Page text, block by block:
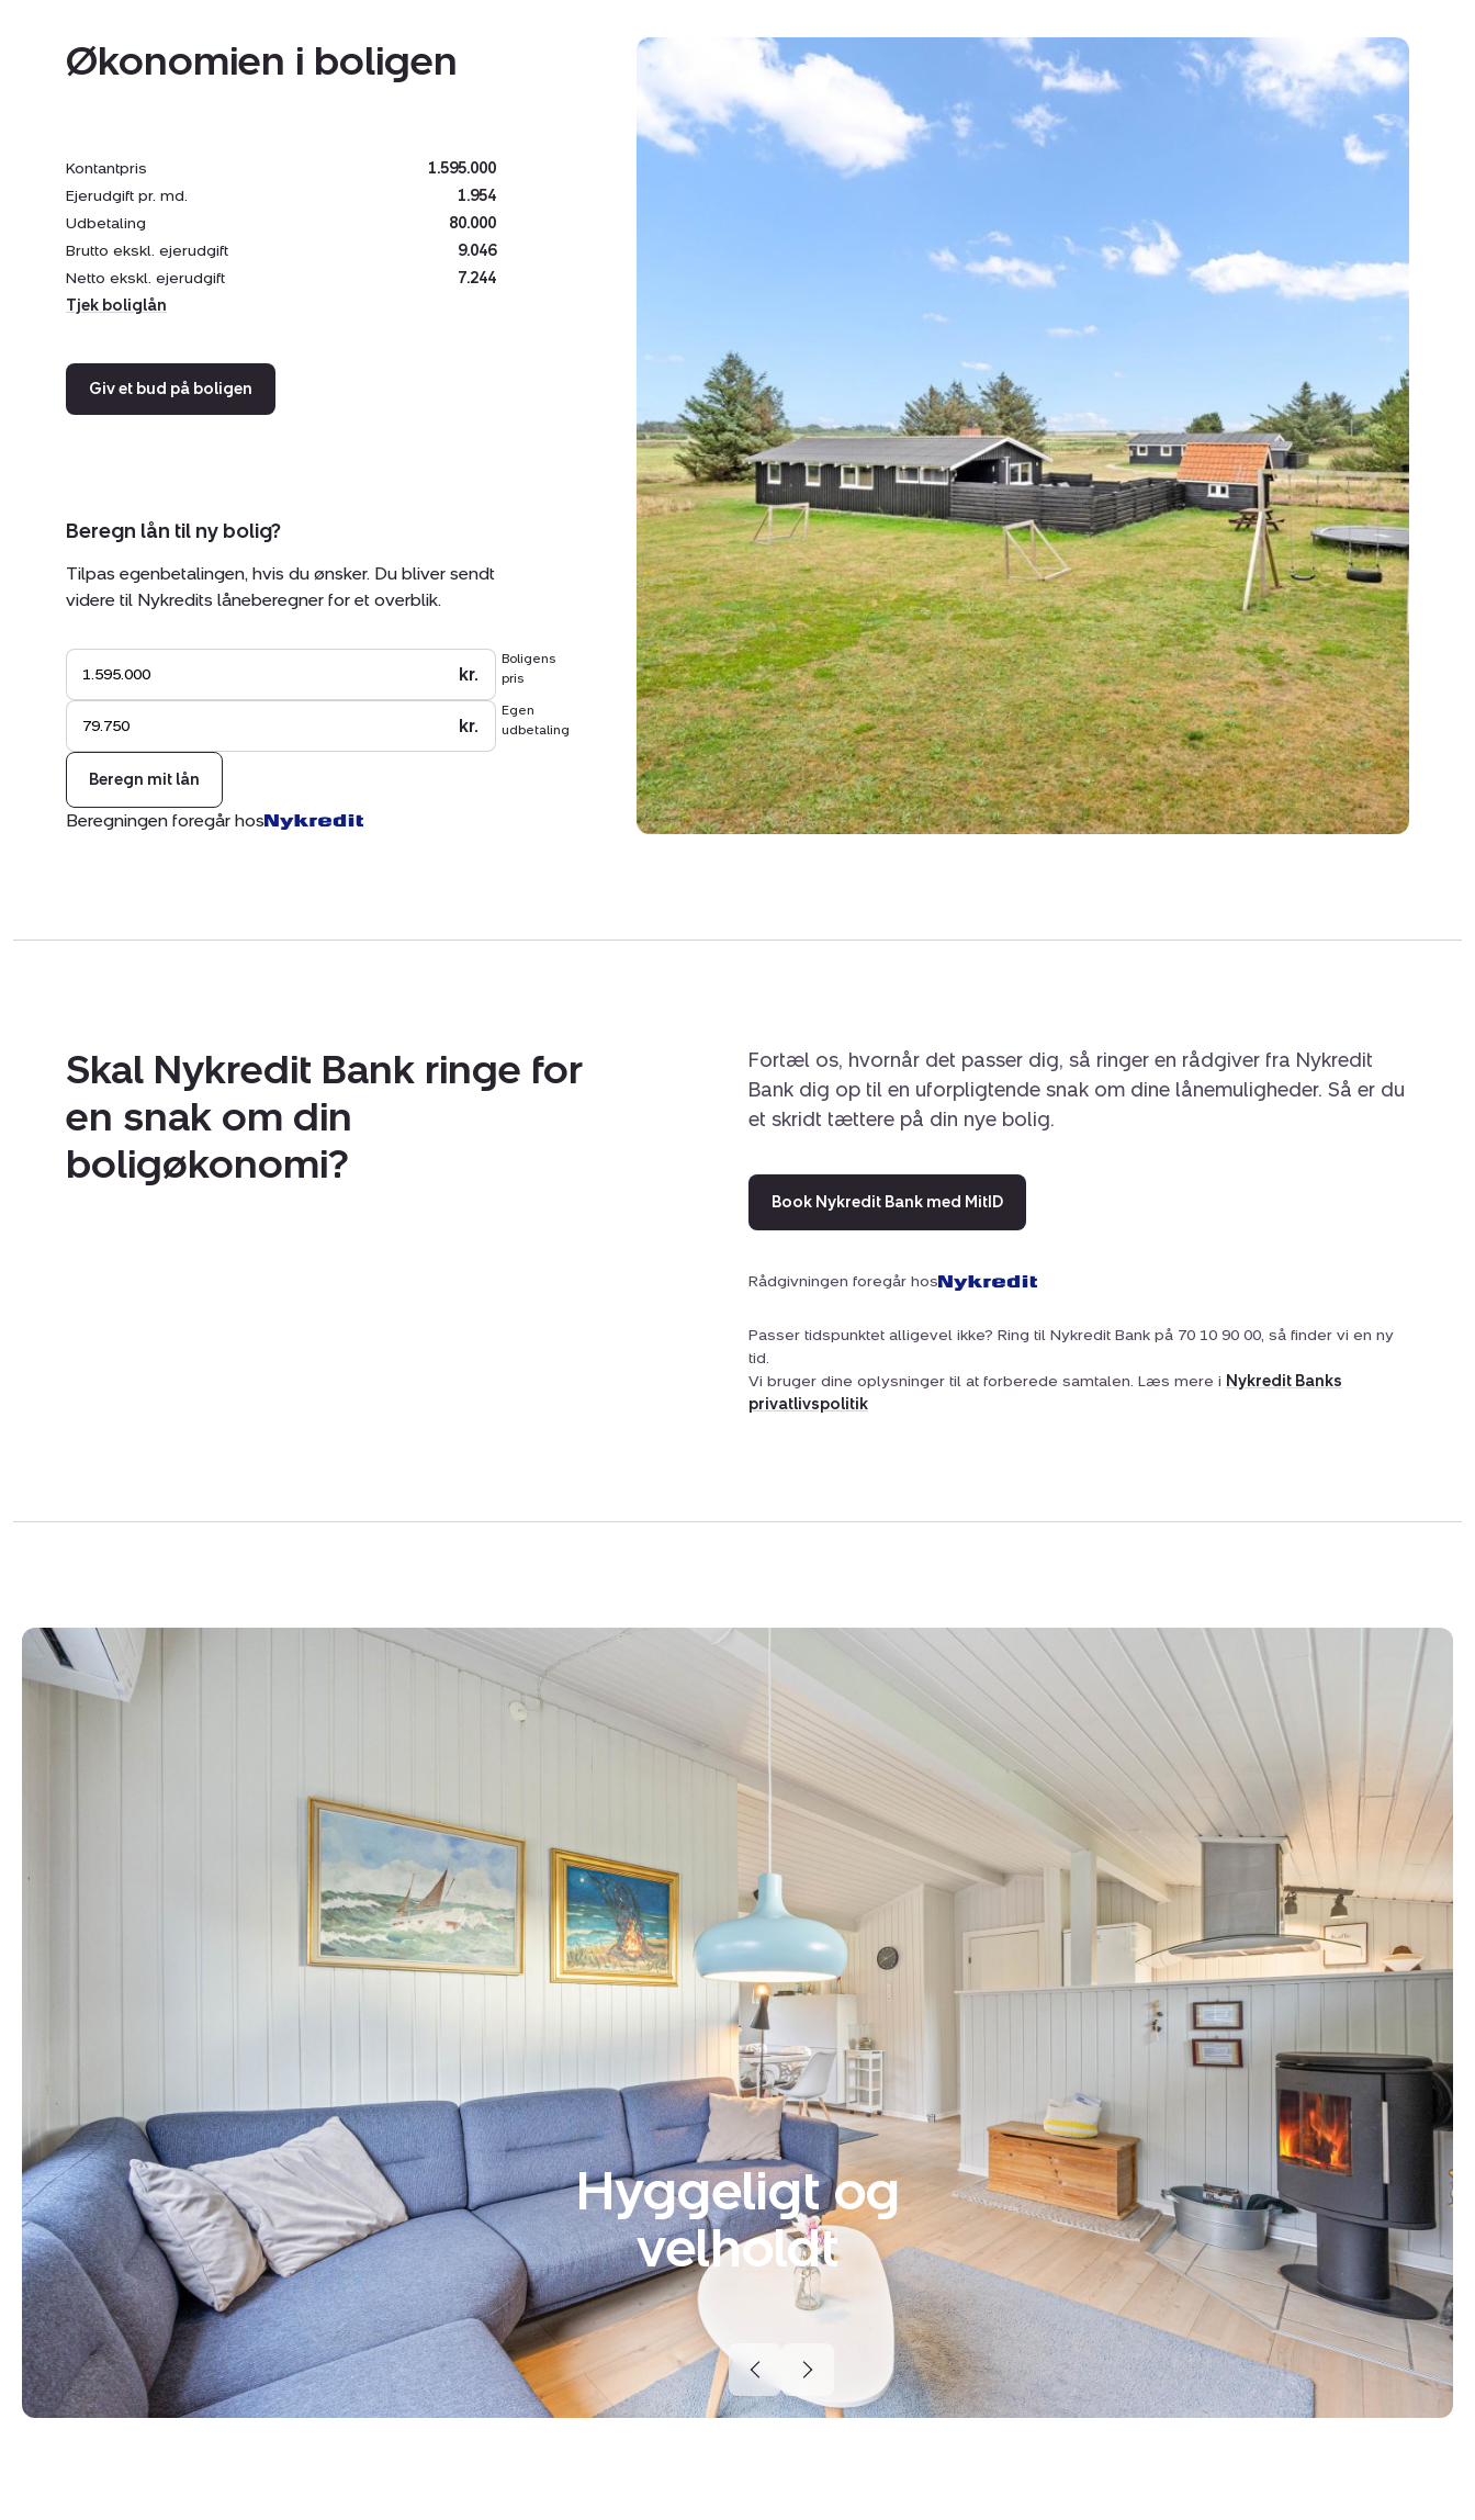
Sommerhuset er beliggende på en skøn naturgrund på hele 2.669 m²
med dejlig udsigt til åbne marker. Den store grund giver masser af
plads til leg, boldspil og andre udendørs aktiviteter, mens de fredelige
omgivelser skaber de perfekte rammer for afslapning og ferie. Kun en
stort udvalg af restauranter, caféer, specialbutikker og
indkøbsmuligheder. Her finder I også Lalandia med badeland,
legeland, bowling og aktiviteter for hele familien, ligesom Vesterhavet
og de brede sandstrande hurtigt kan nås.
Udlejning:
For den køber, der ønsker at kombinere egne ferieophold med en
attraktiv lejeindtægt, er huset allerede tilknyttet Esmark som
udlejningsbureau. I 2025 har sommerhuset genereret en lejeindtægt på
kr. 73.800 + forbrug.
Her får I et indflytningsklart sommerhus, hvor moderne opdateringer,
klassisk sommerhuscharme og en attraktiv beliggenhed går hånd i
hånd – et sted, der indbyder til afslapning, nærvær og gode
ferieoplevelser år efter år.
Økonomien i boligen
Kontantpris
1.595.000
Ejerudgift pr. md.
1.954
Udbetaling
80.000
Brutto ekskl. ejerudgift
9.046
Netto ekskl. ejerudgift
7.244
Tjek boliglån
Giv et bud på boligen
Beregn lån til ny bolig?
Tilpas egenbetalingen, hvis du ønsker. Du bliver sendt
videre til Nykredits låneberegner for et overblik.
Boligens
pris
kr.
Egen
udbetaling
kr.
Beregn mit lån
Beregningen foregår hos
Skal Nykredit Bank ringe for
en snak om din
boligøkonomi?
Fortæl os, hvornår det passer dig, så ringer en rådgiver fra Nykredit
Bank dig op til en uforpligtende snak om dine lånemuligheder. Så er du
et skridt tættere på din nye bolig.
Book Nykredit Bank med MitID
Rådgivningen foregår hos
Passer tidspunktet alligevel ikke? Ring til Nykredit Bank på 70 10 90 00, så finder vi en ny
tid.
Vi bruger dine oplysninger til at forberede samtalen. Læs mere i Nykredit Banks
privatlivspolitik
Hyggeligt og
velholdt